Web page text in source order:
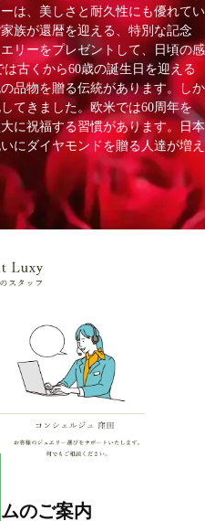
は、美しさと耐久性にも優れてい
族が還暦を迎える、特別な記念
リーをプレゼントして、日頃の感
古くから60歳の誕生日を迎える
品物を贈る伝統があります。しか
てきました。欧米では60周年を
に祝福する習慣があります。日本
にダイヤモンドを贈る人達が増え
のご案内